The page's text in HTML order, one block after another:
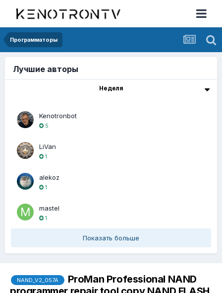
Программаторы
Лучшие авторы
Неделя
Kenotronbot
5
LiVan
1
alekoz
1
mastel
1
Показать больше
NAND_V2_057A
ProMan Professional NAND